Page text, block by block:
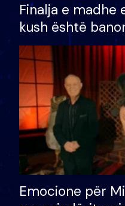
Finalja e madhe
kush është
shtëpinë dhe
të fituar çmimin
Emocione për